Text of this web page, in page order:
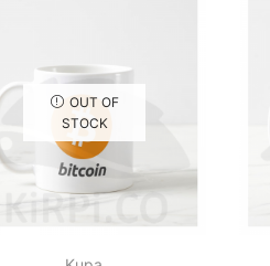
OUT OF
STOCK